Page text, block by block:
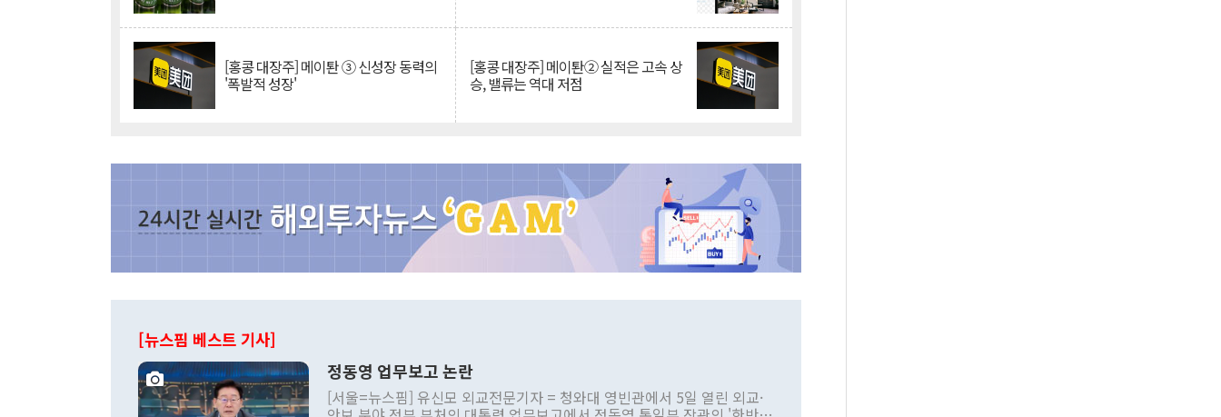
[홍콩 대장주] 메이퇀 ③ 신성장 동력의
'폭발적 성장'
[홍콩 대장주] 메이퇀② 실적은 고속 상
승, 밸류는 역대 저점
[뉴스핌 베스트 기사]
정동영 업무보고 논란
[서울=뉴스핌] 유신모 외교전문기자 = 청와대 영빈관에서 5일 열린 외교·